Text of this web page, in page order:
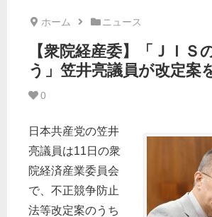
ホーム ニュース
【衆院経産委】「ＪＩＳ
う」笠井亮議員が改定案
0
日本共産党の笠井
亮議員は11日の衆
院経済産業委員会
で、不正競争防止
法等改定案のうち